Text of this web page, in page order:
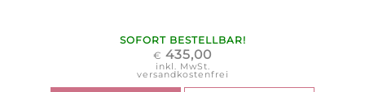
SOFORT BESTELLBAR!
€ 435,00
inkl. MwSt.
versandkostenfrei